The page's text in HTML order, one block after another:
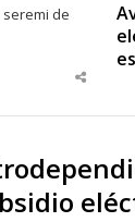
de
Share